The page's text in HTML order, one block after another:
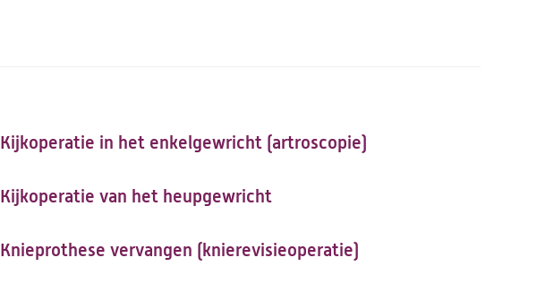
Kijkoperatie in het enkelgewricht (artroscopie)
Kijkoperatie van het heupgewricht
Knieprothese vervangen (knierevisieoperatie)